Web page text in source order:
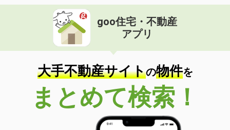
goo住宅・不動産
アプリ
大手不動産サイトの物件を
まとめて検索！